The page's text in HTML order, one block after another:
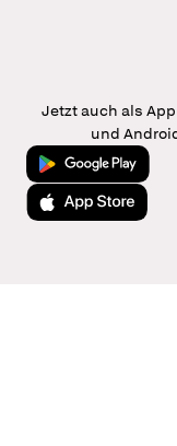
Jetzt auch als
und
Jetzt bei Google
Laden im App Store